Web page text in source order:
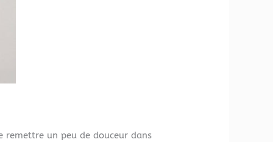
remettre un peu de douceur dans